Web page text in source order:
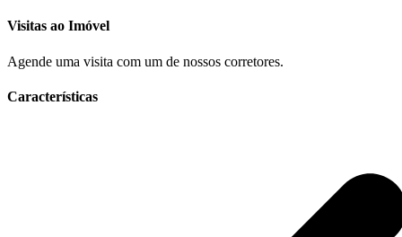
Visitas ao Imóvel
Agende uma visita com um de nossos corretores.
Características